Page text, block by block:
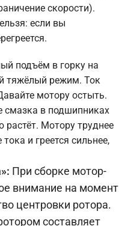
скорости).
если вы
подъём в горку на
тяжёлый режим. Ток
мотору остыть.
смазка в подшипниках
растёт. Мотору труднее
и греется сильнее,
При сборке мотор-
внимание на момент
центровки ротора.
составляет